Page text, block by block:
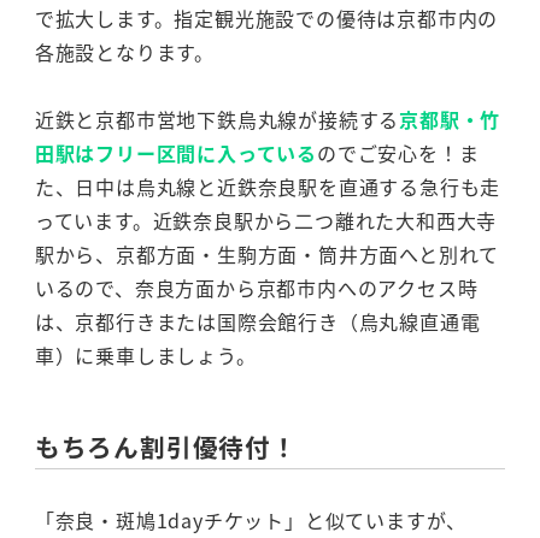
で拡大します。指定観光施設での優待は京都市内の
各施設となります。
近鉄と京都市営地下鉄烏丸線が接続する京都駅・竹
田駅はフリー区間に入っているのでご安心を！ま
た、日中は烏丸線と近鉄奈良駅を直通する急行も走
っています。近鉄奈良駅から二つ離れた大和西大寺
駅から、京都方面・生駒方面・筒井方面へと別れて
いるので、奈良方面から京都市内へのアクセス時
は、京都行きまたは国際会館行き（烏丸線直通電
車）に乗車しましょう。
もちろん割引優待付！
「奈良・斑鳩1dayチケット」と似ていますが、